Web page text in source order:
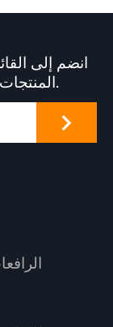
انضم إلى
المنتجات مباشرة إلى صندوق الوارد الخاص بك.